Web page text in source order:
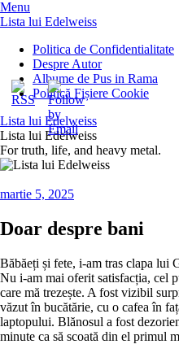
Menu
Lista lui Edelweiss
Politica de Confidentialitate
Despre Autor
Albume de Pus in Rama
Politică Fișiere Cookie
Lista lui Edelweiss
Lista lui Edelweiss
For truth, life, and heavy metal.
martie 5, 2025
Doar despre bani
Băbăeți și fete, i-am tras clapa lui
Nu i-am mai oferit satisfacția, cel
care mă trezește. A fost vizibil
văzut în bucătărie, cu o cafea în
laptopului. Blănosul a fost
minute ca să scoată din el primul